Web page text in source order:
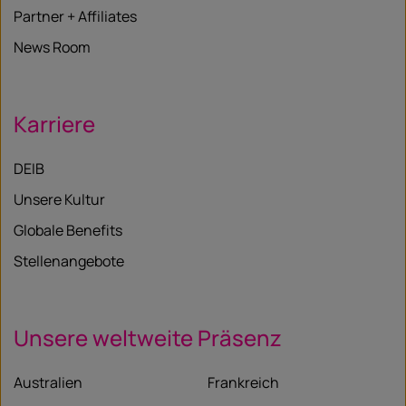
Partner + Affiliates
News Room
Karriere
DEIB
Unsere Kultur
Globale Benefits
Stellenangebote
Unsere weltweite Präsenz
Australien
Frankreich